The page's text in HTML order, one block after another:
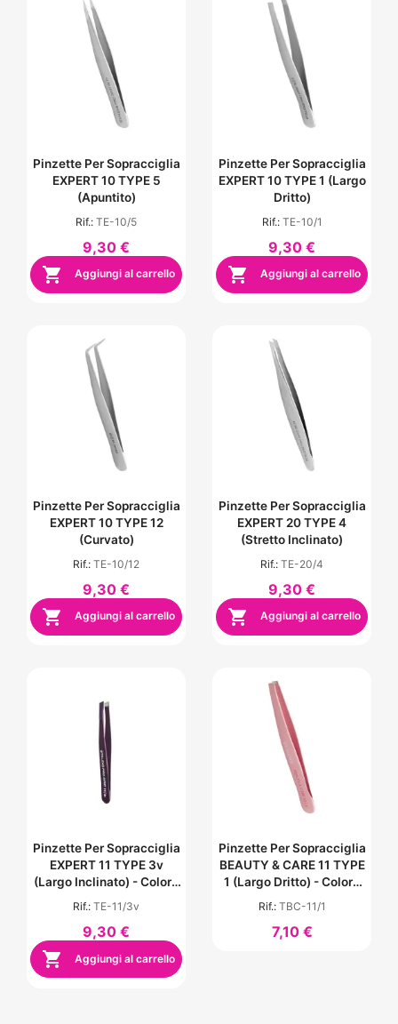
Pinzette Per Sopracciglia
EXPERT 10 TYPE 5
(apuntito)
Rif.: TE-10/5
9,30 €
 Aggiungi al carrello
Pinzette Per Sopracciglia
EXPERT 10 TYPE 1 (largo
Dritto)
Rif.: TE-10/1
9,30 €
 Aggiungi al carrello
Pinzette Per Sopracciglia
EXPERT 10 TYPE 12
(curvato)
Rif.: TE-10/12
9,30 €
 Aggiungi al carrello
Pinzette Per Sopracciglia
EXPERT 20 TYPE 4
(stretto Inclinato)
Rif.: TE-20/4
9,30 €
 Aggiungi al carrello
Pinzette Per Sopracciglia
EXPERT 11 TYPE 3v
(largo Inclinato) - Colore
Viola
Rif.: TE-11/3v
9,30 €
 Aggiungi al carrello
Pinzette Per Sopracciglia
BEAUTY & CARE 11 TYPE
1 (largo Dritto) - Colore
Rosa
Rif.: TBC-11/1
7,10 €